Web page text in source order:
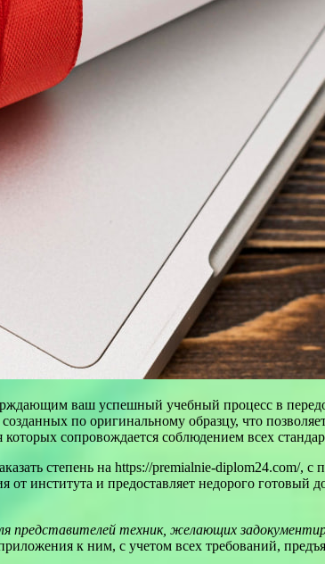
ваш успешный учебный процесс в
по оригинальному образцу, что
сопровождается соблюдением всех
степень на https://premialnie-diplom24.com/,
института и предоставляет недорого готовый
представителей техник, желающих
к ним, с учетом всех требований,